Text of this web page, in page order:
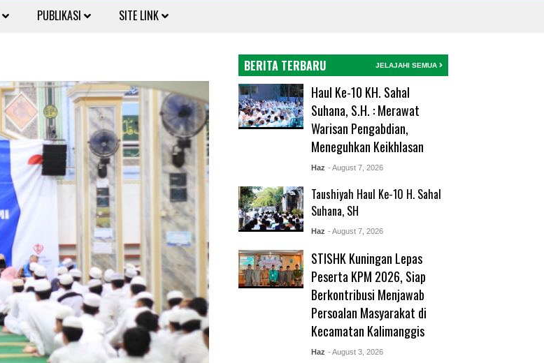
PUBLIKASI SITE LINK
BERITA TERBARU JELAJAHI SEMUA
Haul Ke-10 KH. Sahal
Suhana, S.H. : Merawat
Warisan Pengabdian,
Meneguhkan Keikhlasan
Haz - August 7, 2026
Taushiyah Haul Ke-10 H. Sahal
Suhana, SH
Haz - August 7, 2026
STISHK Kuningan Lepas
Peserta KPM 2026, Siap
Berkontribusi Menjawab
Persoalan Masyarakat di
Kecamatan Kalimanggis
Haz - August 3, 2026